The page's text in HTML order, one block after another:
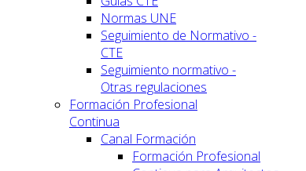
Normas UNE
Seguimiento de Normativo -
CTE
Seguimiento normativo -
Otras regulaciones
Formación Profesional
Continua
Canal Formación
Formación Profesional